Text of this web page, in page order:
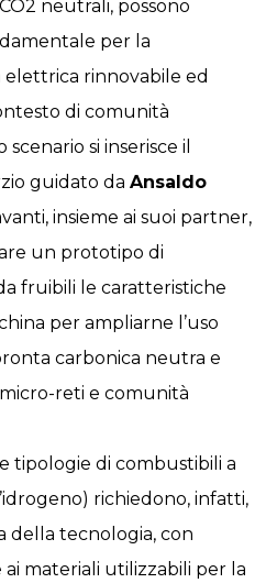
neutrali, possono
per la
rinnovabile ed
di comunità
si inserisce il
guidato da Ansaldo
insieme ai suoi partner,
un prototipo di
fruibili le caratteristiche
per ampliarne l’uso
carbonica neutra e
reti e comunità
tipologie di combustibili a
richiedono, infatti,
della tecnologia, con
materiali utilizzabili per la